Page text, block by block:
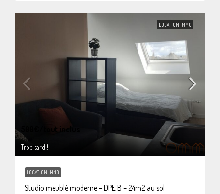
LOCATION IMMO
/tout inclus
Trop tard !
LOCATION IMMO
Studio meublé moderne – DPE B – 24m2 au sol